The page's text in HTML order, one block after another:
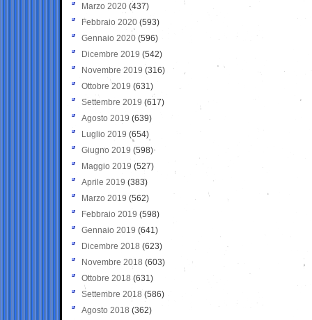
Marzo 2020 (437)
Febbraio 2020 (593)
Gennaio 2020 (596)
Dicembre 2019 (542)
Novembre 2019 (316)
Ottobre 2019 (631)
Settembre 2019 (617)
Agosto 2019 (639)
Luglio 2019 (654)
Giugno 2019 (598)
Maggio 2019 (527)
Aprile 2019 (383)
Marzo 2019 (562)
Febbraio 2019 (598)
Gennaio 2019 (641)
Dicembre 2018 (623)
Novembre 2018 (603)
Ottobre 2018 (631)
Settembre 2018 (586)
Agosto 2018 (362)